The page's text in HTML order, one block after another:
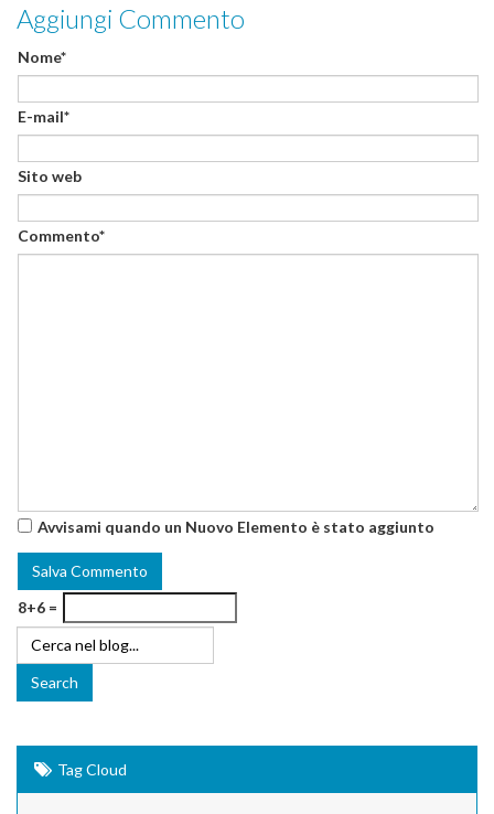
Aggiungi Commento
Nome*
E-mail*
Sito web
Commento*
Avvisami quando un Nuovo Elemento è stato aggiunto
8+6 =
Tag Cloud